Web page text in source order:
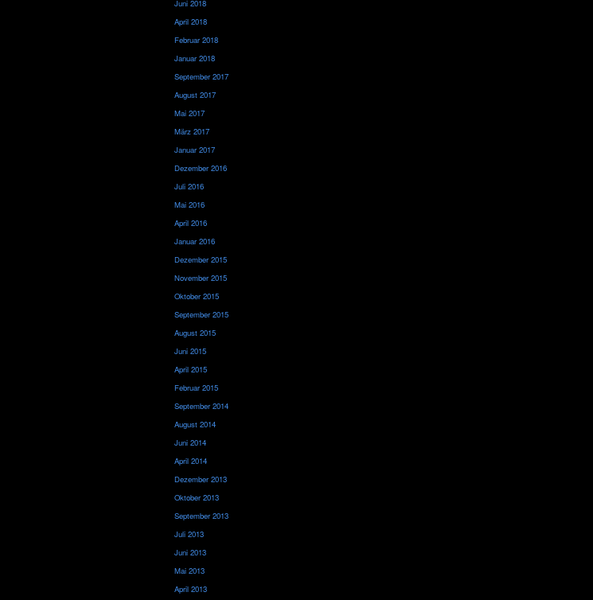
Juni 2018
April 2018
Februar 2018
Januar 2018
September 2017
August 2017
Mai 2017
März 2017
Januar 2017
Dezember 2016
Juli 2016
Mai 2016
April 2016
Januar 2016
Dezember 2015
November 2015
Oktober 2015
September 2015
August 2015
Juni 2015
April 2015
Februar 2015
September 2014
August 2014
Juni 2014
April 2014
Dezember 2013
Oktober 2013
September 2013
Juli 2013
Juni 2013
Mai 2013
April 2013